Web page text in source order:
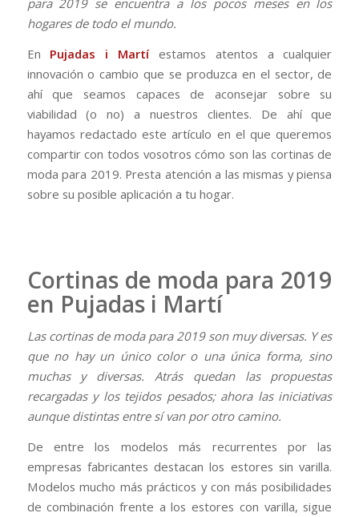
hogares de todo el mundo.
En Pujadas i Martíestamos atentos a cualquier
innovación o cambio que se produzca en el sector, de
ahí que seamos capaces de aconsejar sobre su
viabilidad (o no) a nuestros clientes. De ahí que
hayamos redactado este artículo en el que queremos
compartir con todos vosotros cómo son las cortinas de
moda para 2019. Presta atención a las mismas y piensa
sobre su posible aplicación a tu hogar.
Cortinas de moda para 2019
en Pujadas i Martí
Las cortinas de moda para 2019 son muy diversas. Y es
que no hay un único color o una única forma, sino
muchas y diversas. Atrás quedan las propuestas
recargadas y los tejidos pesados; ahora las iniciativas
aunque distintas entre sí van por otro camino.
De entre los modelos más recurrentes por las
empresas fabricantes destacan los estores sin varilla.
Modelos mucho más prácticos y con más posibilidades
de combinación frente a los estores con varilla, sigue